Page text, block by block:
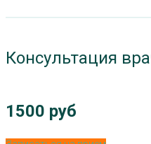
Консультация
1500 руб